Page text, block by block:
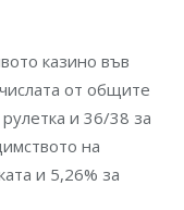
казино във
от общите
и 36/38 за
на
и 5,26% за